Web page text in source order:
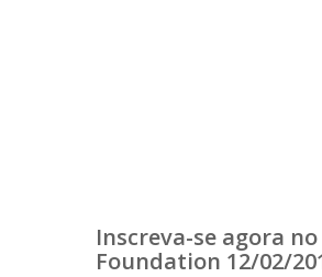
Inscreva-se agora
Foundation 12/02/